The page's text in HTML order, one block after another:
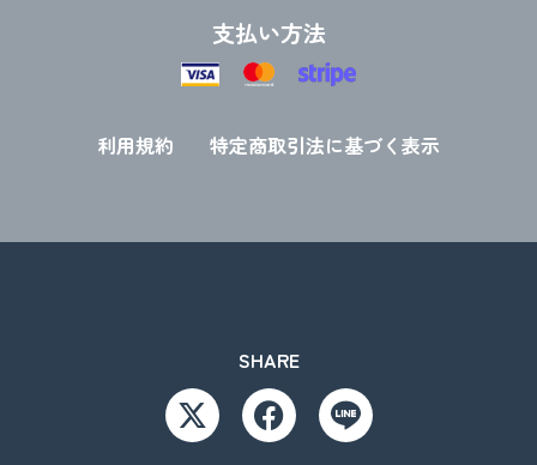
支払い方法
利用規約 特定商取引法に基づく表示
SHARE